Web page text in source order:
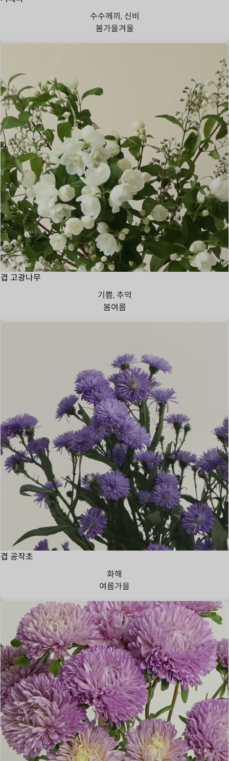
수수께끼, 신비
봄가을겨울
겹 고광나무
기쁨, 추억
봄여름
겹 공작초
화해
여름가을